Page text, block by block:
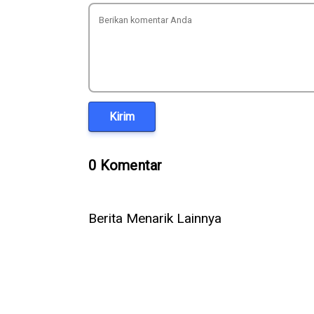
Kirim
0 Komentar
Berita Menarik Lainnya